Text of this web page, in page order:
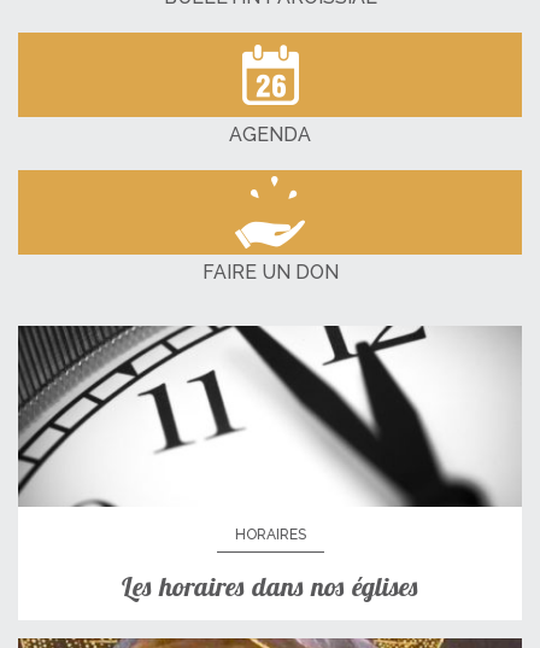
AGENDA
FAIRE UN DON
HORAIRES
Les horaires dans nos églises